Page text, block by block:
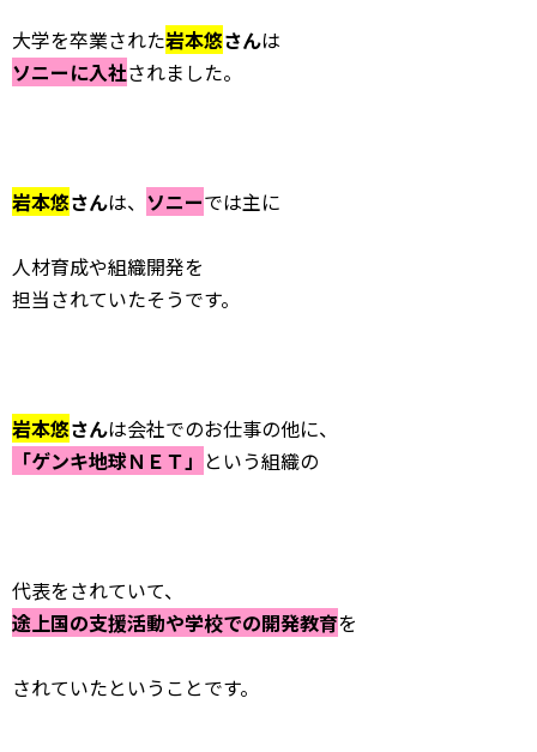
大学を卒業された岩本悠さんは
ソニーに入社されました。
岩本悠さんは、 ソニーでは主に
人材育成や組織開発を
担当されていたそうです。
岩本悠さんは会社でのお仕事の他に、
「ゲンキ地球ＮＥＴ」 という組織の
代表をされていて、
途上国の支援活動や学校での開発教育を
されていたということです。